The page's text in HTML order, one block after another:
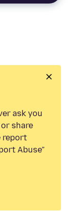
ask you
share
report
Abuse”